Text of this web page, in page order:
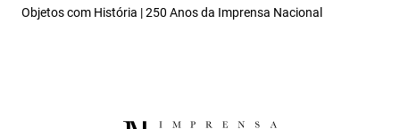
Objetos com História | 250 Anos da Imprensa Nacional